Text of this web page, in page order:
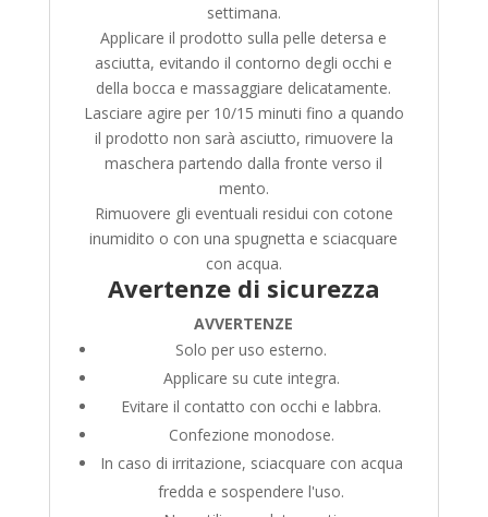
settimana.
Applicare il prodotto sulla pelle detersa e
asciutta, evitando il contorno degli occhi e
della bocca e massaggiare delicatamente.
Lasciare agire per 10/15 minuti fino a quando
il prodotto non sarà asciutto, rimuovere la
maschera partendo dalla fronte verso il
mento.
Rimuovere gli eventuali residui con cotone
inumidito o con una spugnetta e sciacquare
con acqua.
Avertenze di sicurezza
AVVERTENZE
Solo per uso esterno.
Applicare su cute integra.
Evitare il contatto con occhi e labbra.
Confezione monodose.
In caso di irritazione, sciacquare con acqua
fredda e sospendere l'uso.